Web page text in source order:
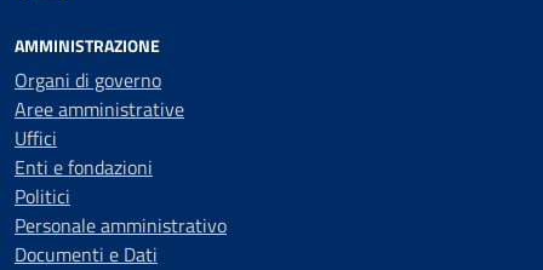
AMMINISTRAZIONE
Organi di governo
Aree amministrative
Uffici
Enti e fondazioni
Politici
Personale amministrativo
Documenti e Dati